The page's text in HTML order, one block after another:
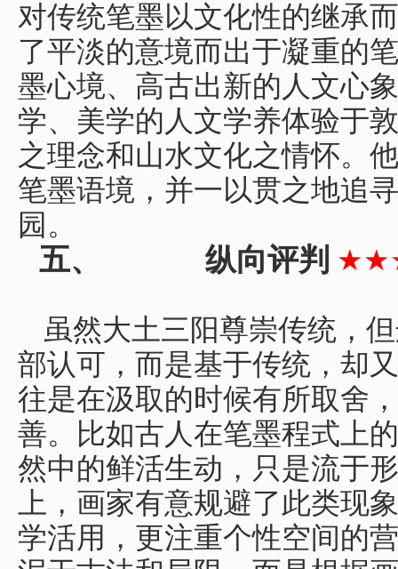
对传统笔墨以文化性的继承
了平淡的意境而出于凝重的
墨心境、高古出新的人文心
学、美学的人文学养体验于
之理念和山水文化之情怀。
笔墨语境，并一以贯之地追
园。
五、 纵向评判
虽然大土三阳尊崇传统，
部认可，而是基于传统，却
往是在汲取的时候有所取舍
善。比如古人在笔墨程式上
然中的鲜活生动，只是流于
上，画家有意规避了此类现
学活用，更注重个性空间的